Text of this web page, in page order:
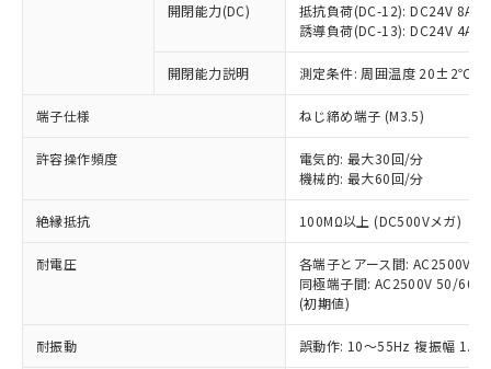
開閉能力(DC)
抵抗負荷(DC-12): DC24V 8A/
誘導負荷(DC-13): DC24V 4A/
開閉能力説明 測定条件: 周囲温度 20±2℃、
端子仕様 ねじ締め端子 (M3.5)
許容操作頻度
電気的: 最大30回/分
機械的: 最大60回/分
絶縁抵抗 100MΩ以上 (DC500Vメガ)
耐電圧
各端子とアース間: AC2500V
同極端子間: AC2500V 50/
(初期値)
耐振動 誤動作: 10～55Hz 複振幅
以下の条件をお読みいただき、同意のうえ
ご利用ください。
本サービスは、当社制御機器事業取扱
商品の当社在庫状況および標準価格
(税抜)を提供させていただくもので
当社制御機器事業取扱商品の中には、
本サービスの対象外となる商品もある
ことをご了承ください。
在庫状況および標準価格照会結果は、
記載している更新日時点での社内デー
タに基づき作成されるものであり、閲
覧された時点での実際の在庫および標
対応予定なし：EU RoHS指令（10物質）の
非含有に非対応の商品で、対応品を出す予
調査・確認中：EU RoHS指令（10物質）の
非含有の対応状況を調査中または確認中の
商品です。
非該当品：ライセンス料など無形物で、有
害物質有無と関係のない商品です。
仕入先様の事情により、非含有部品として
いたものが、含有品と判明した場合などや
むを得ず変更することがあります。
鉛(Pb) 1000ppm以下、 水銀(Hg) 1000ppm以下、 カド
「○」：最大均質材料含有率が中国RoHSの
基準値以下であることを示します。
「×」：最大均質材料含有率が中国RoHSの
基準値を超えていることを示します。
「－」：未確認です。当社販売部門へお問
*中国RoHS10物質の基準値 (GB/T26572)：
Pb(鉛) :1000ppm、 Hg(水銀) : 1000ppm、 Cd(カドミウ
当社は、これら貴社製品のうち、外国
為替および外国貿易法に定める商品
（以下｢規制貨物等」という）を輸出
または国外への提供する場合は、日本
国政府の輸出許可(または役務取引許